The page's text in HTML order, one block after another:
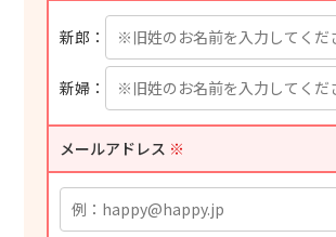
新郎：
新婦：
メールアドレス ※